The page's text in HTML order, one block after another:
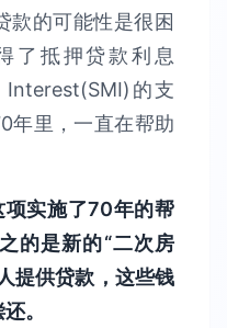
款的可能性是很困
了抵押贷款利息
的支
年里，一直在帮助
实施了70年的帮
的是新的“二次房
提供贷款，这些钱
。